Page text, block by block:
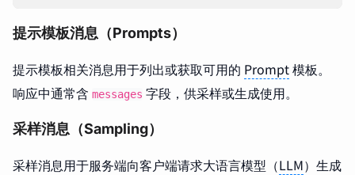
提示模板消息（Prompts）
提示模板相关消息用于列出或获取可用的 Prompt模板。
响应中通常含 messages 字段，供采样或生成使用。
采样消息（Sampling）
采样消息用于服务端向客户端请求大语言模型（LLM）生成